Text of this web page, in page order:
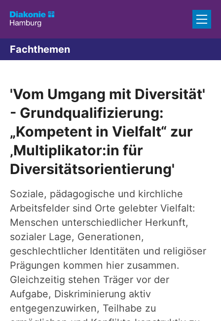
Fachthemen
'Vom Umgang mit Diversität'
- Grundqualifizierung:
„Kompetent in Vielfalt“ zur
‚Multiplikator:in für
Diversitätsorientierung'
Soziale, pädagogische und kirchliche
Arbeitsfelder sind Orte gelebter Vielfalt:
Menschen unterschiedlicher Herkunft,
sozialer Lage, Generationen,
geschlechtlicher Identitäten und religiöser
Prägungen kommen hier zusammen.
Gleichzeitig stehen Träger vor der
Aufgabe, Diskriminierung aktiv
entgegenzuwirken, Teilhabe zu